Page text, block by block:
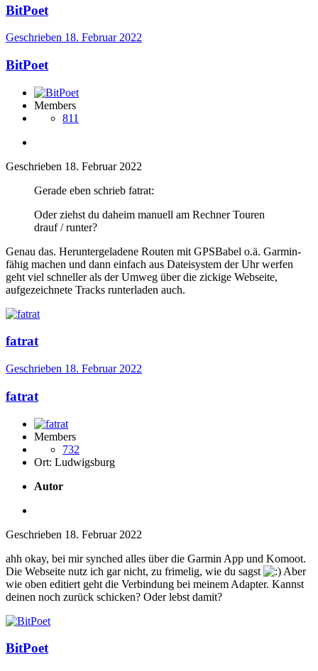
BitPoet
Geschrieben 18. Februar 2022
BitPoet
Members
811
Geschrieben 18. Februar 2022
Gerade eben schrieb fatrat:
Oder ziehst du daheim manuell am Rechner Touren
drauf / runter?
Genau das. Heruntergeladene Routen mit GPSBabel o.ä. Garmin-
fähig machen und dann einfach aus Dateisystem der Uhr werfen
geht viel schneller als der Umweg über die zickige Webseite,
aufgezeichnete Tracks runterladen auch.
fatrat
Geschrieben 18. Februar 2022
fatrat
Members
732
Ort: Ludwigsburg
Autor
Geschrieben 18. Februar 2022
ahh okay, bei mir synched alles über die Garmin App und Komoot.
Die Webseite nutz ich gar nicht, zu frimelig, wie du sagst
Aber
wie oben editiert geht die Verbindung bei meinem Adapter. Kannst
deinen noch zurück schicken? Oder lebst damit?
BitPoet